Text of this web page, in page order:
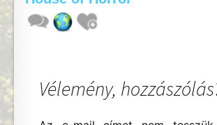
Vélemény,